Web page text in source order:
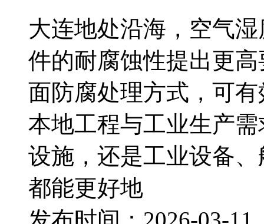
大连地处沿海，空气
件的耐腐蚀性提出更
面防腐处理方式，可
本地工程与工业生产
设施，还是工业设备
都能更好地